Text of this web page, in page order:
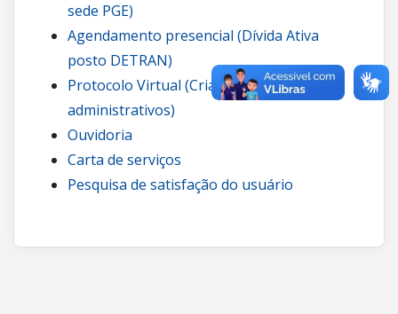
sede PGE)
Agendamento presencial (Dívida Ativa
posto DETRAN)
Protocolo Virtual (Criação de processos
administrativos)
Ouvidoria
Carta de serviços
Pesquisa de satisfação do usuário